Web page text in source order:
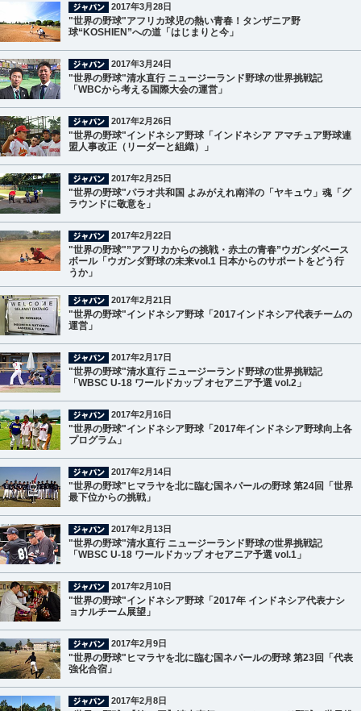
2017年3月28日
"世界の野球"アフリカ球児の熱い青春！タンザニア野
球“KOSHIEN”への道「はじまりと今」
2017年3月24日
"世界の野球"清水直行 ニュージーランド野球の世界挑戦記
「WBCから考える国際大会の運営」
2017年2月26日
"世界の野球"インドネシア野球「インドネシア アマチュア野球連
盟人事改正（リーダーと組織）」
2017年2月25日
"世界の野球"パラオ共和国 よみがえれ南洋の「ヤキュウ」魂「グ
ラウンドに敬意を」
2017年2月22日
"世界の野球"”アフリカからの挑戦・赤土の青春”ウガンダベース
ボール「ウガンダ野球の未来vol.1 日本からのサポートをどう行
うか」
2017年2月21日
"世界の野球"インドネシア野球「2017インドネシア代表チームの
運営」
2017年2月17日
"世界の野球"清水直行 ニュージーランド野球の世界挑戦記
「WBSC U-18 ワールドカップ オセアニア予選 vol.2」
2017年2月16日
"世界の野球"インドネシア野球「2017年インドネシア野球向上各
プログラム」
2017年2月14日
"世界の野球"ヒマラヤを北に臨む国ネパールの野球 第24回「世界
最下位からの挑戦」
2017年2月13日
"世界の野球"清水直行 ニュージーランド野球の世界挑戦記
「WBSC U-18 ワールドカップ オセアニア予選 vol.1」
2017年2月10日
"世界の野球"インドネシア野球「2017年 インドネシア代表ナシ
ョナルチーム展望」
2017年2月9日
"世界の野球"ヒマラヤを北に臨む国ネパールの野球 第23回「代表
強化合宿」
2017年2月8日